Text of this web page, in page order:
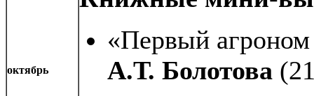
октябрь
«Первый
А.Т. Болотова